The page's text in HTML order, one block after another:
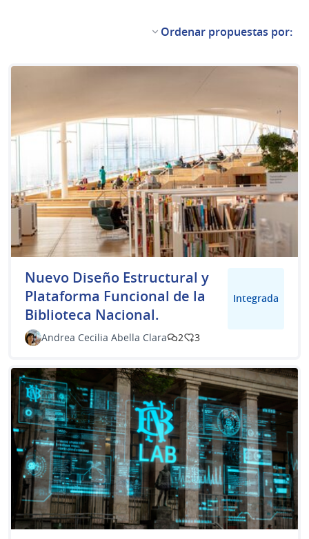
Ordenar propuestas por:
Nuevo Diseño Estructural y
Plataforma Funcional de la
Biblioteca Nacional.
Integrada
Andrea Cecilia Abella Clara 2 3